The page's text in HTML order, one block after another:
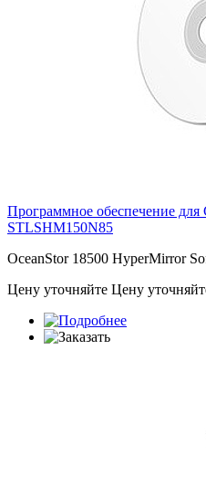
Программное обеспечение
STLSHM150N85
OceanStor 18500 HyperMirror
Цену уточняйте Цену